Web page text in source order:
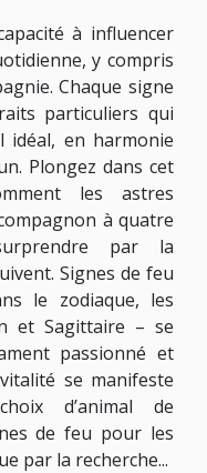
à influencer
y compris
Chaque signe
particuliers qui
idéal, en harmonie
Plongez dans cet
les astres
à quatre
par la
Signes de feu
le zodiaque, les
et Sagittaire – se
passionné et
se manifeste
d’animal de
de feu pour les
par la recherche...